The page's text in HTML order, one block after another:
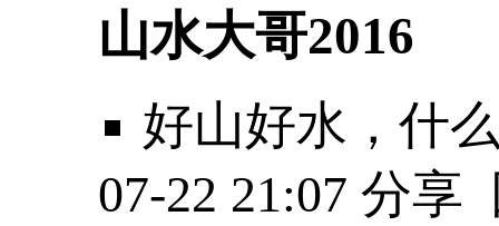
山水大哥2016
好山好水，什
07-22 21:07 分享